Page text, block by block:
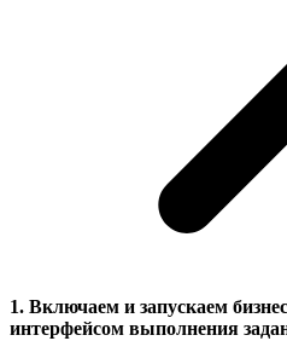
1. Включаем и запускаем
интерфейсом выполнения